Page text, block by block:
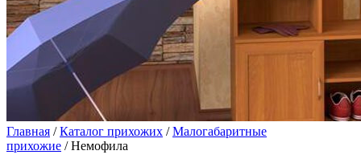
Главная /Каталог прихожих /Малогабаритные
прихожие / Немофила